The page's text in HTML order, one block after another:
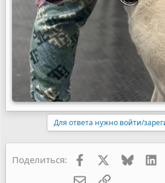
Для ответа нужно войти/
Поделиться: Facebook Bluesky
Электронная почта
Ссылка